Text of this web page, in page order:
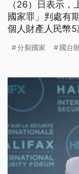
（26）日表示
國家罪」判處有
個人財產人民幣
效。
分裂國家 國台